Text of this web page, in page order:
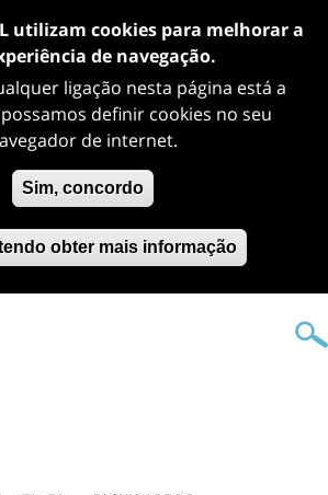
utilizam cookies para melhorar a
de navegação.
ligação nesta página está a
definir cookies no seu
de internet.
Sim, concordo
obter mais informação